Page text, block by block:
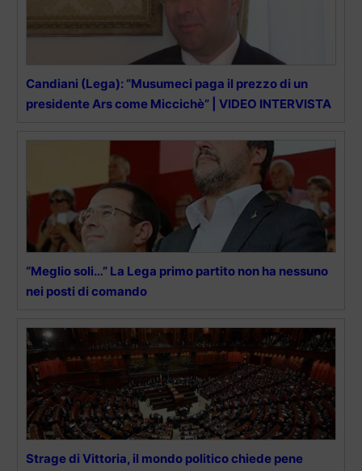
Candiani (Lega): “Musumeci paga il prezzo di un
presidente Ars come Miccichè” | VIDEO INTERVISTA
“Meglio soli…” La Lega primo partito non ha nessuno
nei posti di comando
Strage di Vittoria, il mondo politico chiede pene